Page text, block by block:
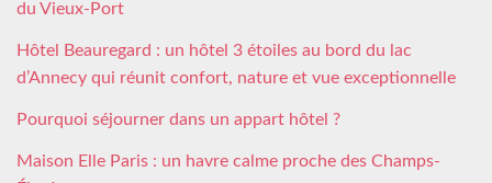
du Vieux-Port
Hôtel Beauregard : un hôtel 3 étoiles au bord du lac
d’Annecy qui réunit confort, nature et vue exceptionnelle
Pourquoi séjourner dans un appart hôtel ?
Maison Elle Paris : un havre calme proche des Champs-